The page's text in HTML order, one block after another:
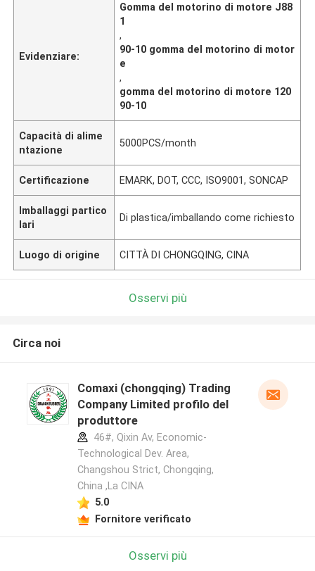
Evidenziare:
Gomma del motorino di motore J88
1
,
90-10 gomma del motorino di motor
e
,
gomma del motorino di motore 120
90-10
Capacità di alime
ntazione
5000PCS/month
Certificazione EMARK, DOT, CCC, ISO9001, SONCAP
Imballaggi partico
lari
Di plastica/imballando come richiesto
Luogo di origine CITTÀ DI CHONGQING, CINA
Osservi più
Circa noi
Comaxi (chongqing) Trading
Company Limited profilo del
produttore
46#, Qixin Av, Economic-
Technological Dev. Area,
Changshou Strict, Chongqing,
China ,La CINA
5.0
Fornitore verificato
Osservi più